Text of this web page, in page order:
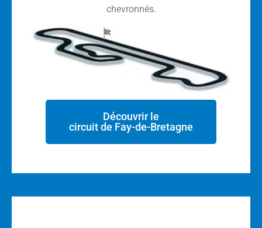
chevronnés.
Découvrir le
circuit de Fay-de-Bretagne